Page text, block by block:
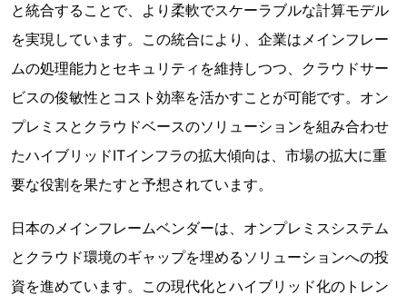
と統合することで、より柔軟でスケーラブルな計算モデル
を実現しています。この統合により、企業はメインフレー
ムの処理能力とセキュリティを維持しつつ、クラウドサー
ビスの俊敏性とコスト効率を活かすことが可能です。オン
プレミスとクラウドベースのソリューションを組み合わせ
たハイブリッドITインフラの拡大傾向は、市場の拡大に重
要な役割を果たすと予想されています。
日本のメインフレームベンダーは、オンプレミスシステム
とクラウド環境のギャップを埋めるソリューションへの投
資を進めています。この現代化とハイブリッド化のトレン